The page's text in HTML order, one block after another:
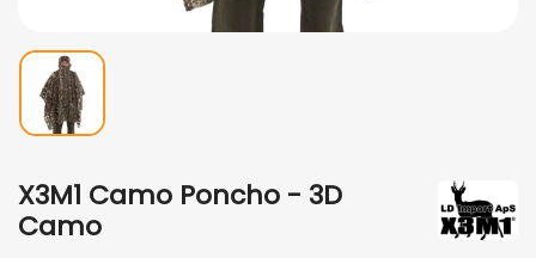
X3M1 Camo Poncho - 3D
Camo